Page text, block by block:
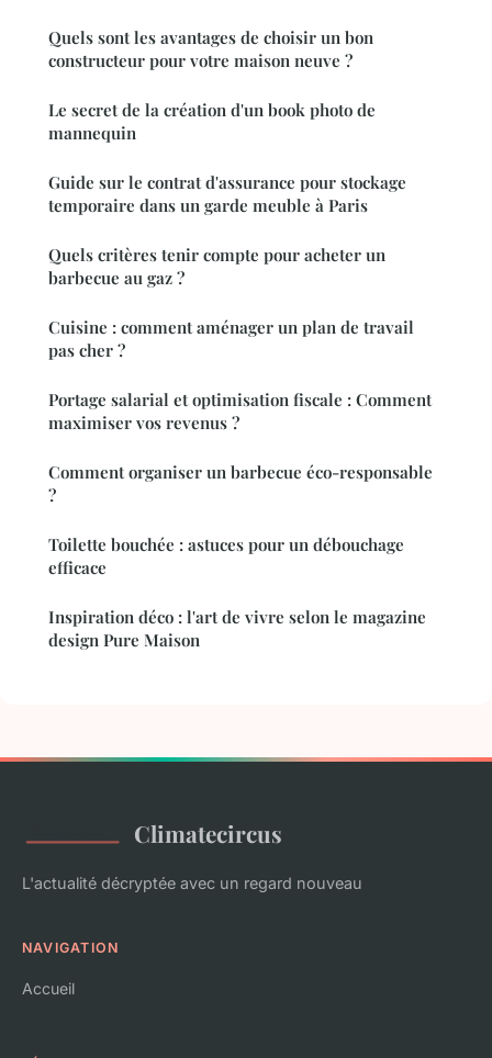
Quels sont les avantages de choisir un bon
constructeur pour votre maison neuve ?
Le secret de la création d'un book photo de
mannequin
Guide sur le contrat d'assurance pour stockage
temporaire dans un garde meuble à Paris
Quels critères tenir compte pour acheter un
barbecue au gaz ?
Cuisine : comment aménager un plan de travail
pas cher ?
Portage salarial et optimisation fiscale : Comment
maximiser vos revenus ?
Comment organiser un barbecue éco-responsable
?
Toilette bouchée : astuces pour un débouchage
efficace
Inspiration déco : l'art de vivre selon le magazine
design Pure Maison
Climatecircus
L'actualité décryptée avec un regard nouveau
NAVIGATION
Accueil